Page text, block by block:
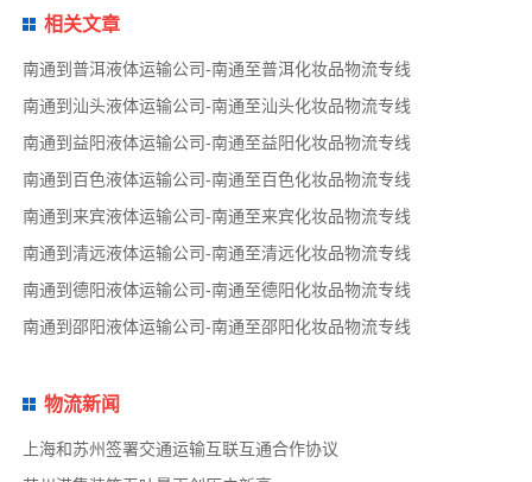
相关文章
南通到普洱液体运输公司-南通至普洱化妆品物流专线
南通到汕头液体运输公司-南通至汕头化妆品物流专线
南通到益阳液体运输公司-南通至益阳化妆品物流专线
南通到百色液体运输公司-南通至百色化妆品物流专线
南通到来宾液体运输公司-南通至来宾化妆品物流专线
南通到清远液体运输公司-南通至清远化妆品物流专线
南通到德阳液体运输公司-南通至德阳化妆品物流专线
南通到邵阳液体运输公司-南通至邵阳化妆品物流专线
物流新闻
上海和苏州签署交通运输互联互通合作协议